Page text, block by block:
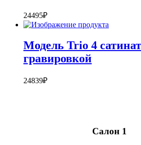
24495₽
Модель Trio 4
гравировкой
24839₽
Салон 1